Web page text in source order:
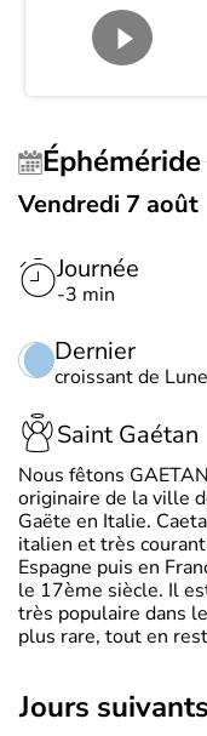
Éphéméride
Vendredi 7 août
Journée
-3 min
Dernier
croissant de Lune
Saint Gaétan
Nous fêtons
originaire de la ville
Gaëte en Italie.
italien et très
Espagne puis en
le 17ème siècle. Il
très populaire dans
plus rare, tout en
jours suivants